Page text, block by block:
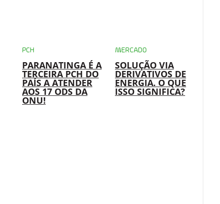
PCH
PARANATINGA É A
TERCEIRA PCH DO
PAÍS A ATENDER
AOS 17 ODS DA
ONU!
MERCADO
SOLUÇÃO VIA
DERIVATIVOS DE
ENERGIA. O QUE
ISSO SIGNIFICA?